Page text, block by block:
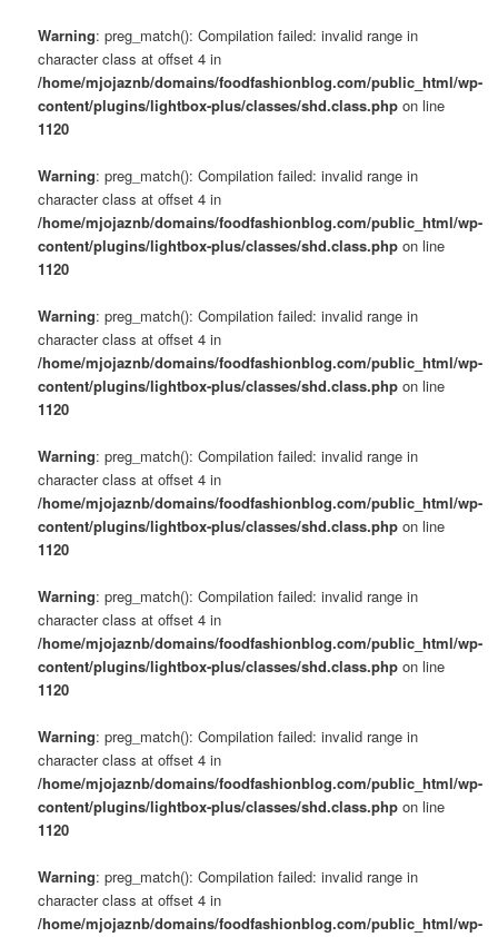
Warning: preg_match(): Compilation failed: invalid range in
character class at offset 4 in
/home/mjojaznb/domains/foodfashionblog.com/public_html/wp-
content/plugins/lightbox-plus/classes/shd.class.php on line
1120
Warning: preg_match(): Compilation failed: invalid range in
character class at offset 4 in
/home/mjojaznb/domains/foodfashionblog.com/public_html/wp-
content/plugins/lightbox-plus/classes/shd.class.php on line
1120
Warning: preg_match(): Compilation failed: invalid range in
character class at offset 4 in
/home/mjojaznb/domains/foodfashionblog.com/public_html/wp-
content/plugins/lightbox-plus/classes/shd.class.php on line
1120
Warning: preg_match(): Compilation failed: invalid range in
character class at offset 4 in
/home/mjojaznb/domains/foodfashionblog.com/public_html/wp-
content/plugins/lightbox-plus/classes/shd.class.php on line
1120
Warning: preg_match(): Compilation failed: invalid range in
character class at offset 4 in
/home/mjojaznb/domains/foodfashionblog.com/public_html/wp-
content/plugins/lightbox-plus/classes/shd.class.php on line
1120
Warning: preg_match(): Compilation failed: invalid range in
character class at offset 4 in
/home/mjojaznb/domains/foodfashionblog.com/public_html/wp-
content/plugins/lightbox-plus/classes/shd.class.php on line
1120
Warning: preg_match(): Compilation failed: invalid range in
character class at offset 4 in
/home/mjojaznb/domains/foodfashionblog.com/public_html/wp-